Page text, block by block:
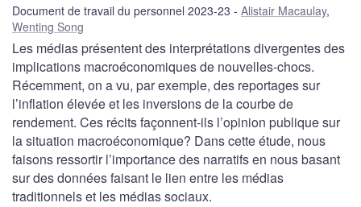
Document de travail du personnel 2023-23 Alistair Macaulay,
Wenting Song
Les médias présentent des interprétations divergentes des
implications macroéconomiques de nouvelles-chocs.
Récemment, on a vu, par exemple, des reportages sur
l’inflation élevée et les inversions de la courbe de
rendement. Ces récits façonnent-ils l’opinion publique sur
la situation macroéconomique? Dans cette étude, nous
faisons ressortir l’importance des narratifs en nous basant
sur des données faisant le lien entre les médias
traditionnels et les médias sociaux.